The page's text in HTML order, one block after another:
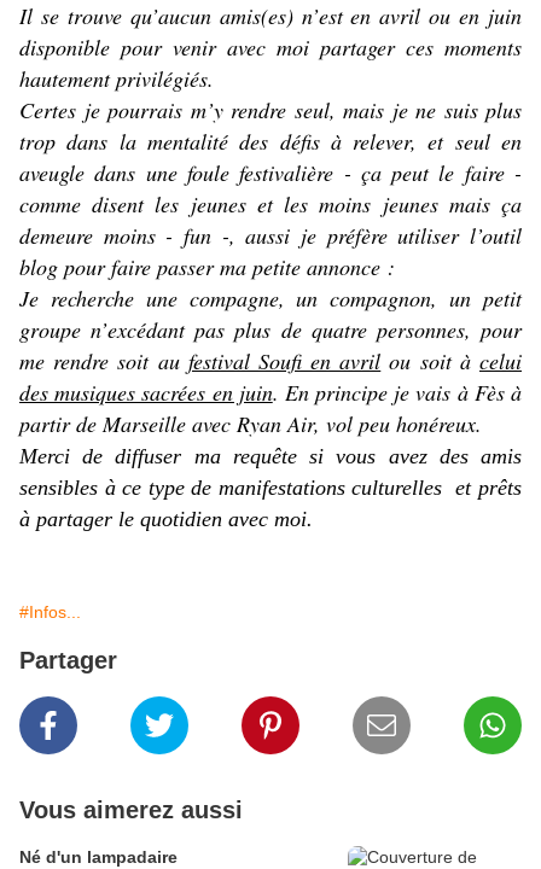
Il se trouve qu’aucun amis(es) n’est en avril ou en juin
disponible pour venir avec moi partager ces moments
hautement privilégiés.
Certes je pourrais m’y rendre seul, mais je ne suis plus
trop dans la mentalité des défis à relever, et seul en
aveugle dans une foule festivalière - ça peut le faire -
comme disent les jeunes et les moins jeunes mais ça
demeure moins - fun -, aussi je préfère utiliser l’outil
blog pour faire passer ma petite annonce :
Je recherche une compagne, un compagnon, un petit
groupe n’excédant pas plus de quatre personnes, pour
me rendre soit au festival Soufi en avril ou soit àcelui
des musiques sacrées en juin. En principe je vais à Fès à
partir de Marseille avec Ryan Air, vol peu honéreux.
Merci de diffuser ma requête si vous avez des amis
sensibles à ce type de manifestations culturelles et prêts
à partager le quotidien avec moi.
#Infos...
Partager
Vous aimerez aussi
Né d'un lampadaire